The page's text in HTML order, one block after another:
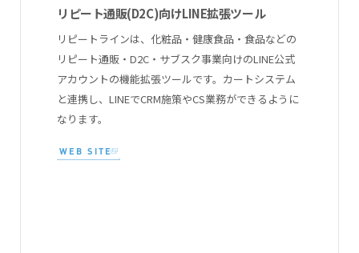
リピート通販(D2C)向けLINE拡張ツール
リピートラインは、化粧品・健康食品・食品などの
リピート通販・D2C・サブスク事業向けのLINE公式
アカウントの機能拡張ツールです。カートシステム
と連携し、LINEでCRM施策やCS業務ができるように
なります。
WEB SITE